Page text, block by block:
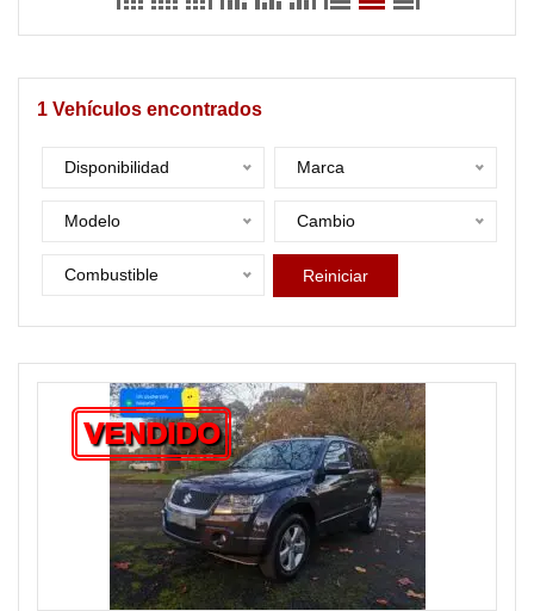
1 Vehículos encontrados
Disponibilidad Marca
Modelo Cambio
Combustible Reiniciar
VENDIDO